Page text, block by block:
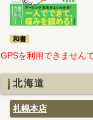
和書
GPSを利用できません
北海道
札幌本店